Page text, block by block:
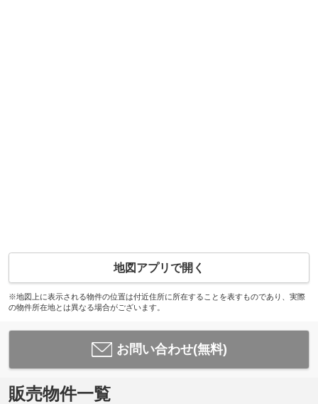
地図アプリで開く
※地図上に表示される物件の位置は付近住所に所在することを表すものであり、実際
の物件所在地とは異なる場合がございます。
お問い合わせ(無料)
販売物件一覧